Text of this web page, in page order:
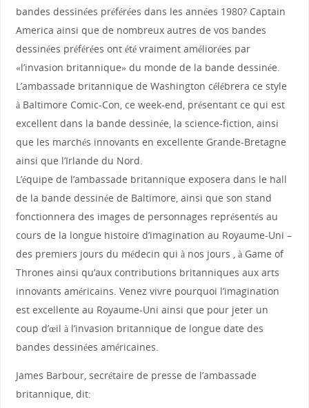
bandes dessinées préférées dans les années 1980? Captain
America ainsi que de nombreux autres de vos bandes
dessinées préférées ont été vraiment améliorées par
«l’invasion britannique» du monde de la bande dessinée.
L’ambassade britannique de Washington célébrera ce style
à Baltimore Comic-Con, ce week-end, présentant ce qui est
excellent dans la bande dessinée, la science-fiction, ainsi
que les marchés innovants en excellente Grande-Bretagne
ainsi que l’Irlande du Nord.
L’équipe de l’ambassade britannique exposera dans le hall
de la bande dessinée de Baltimore, ainsi que son stand
fonctionnera des images de personnages représentés au
cours de la longue histoire d’imagination au Royaume-Uni –
des premiers jours du médecin qui à nos jours , à Game of
Thrones ainsi qu’aux contributions britanniques aux arts
innovants américains. Venez vivre pourquoi l’imagination
est excellente au Royaume-Uni ainsi que pour jeter un
coup d’œil à l’invasion britannique de longue date des
bandes dessinées américaines.
James Barbour, secrétaire de presse de l’ambassade
britannique, dit: